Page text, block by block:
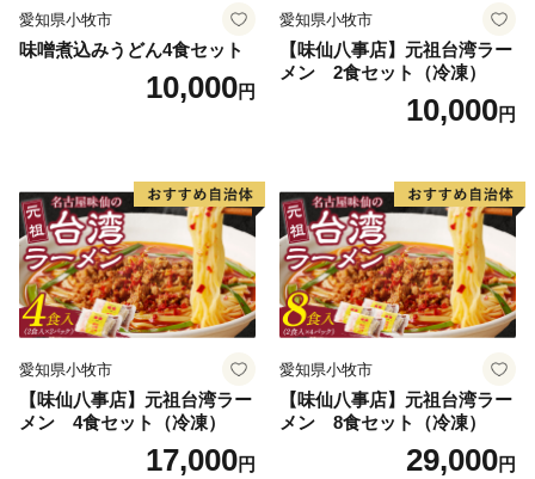
・お礼の品は、寄附の入金確認後、おおむね１か月以内
にお届けいたします。
（入金方法がクレジットカード決済以外の方は、１か
・県外にお住まいで、年2,000円以上の寄附をお寄せい
ただいた方に、鹿児島県内の観光・文化施設(仙巌園、
水族館、いおワールド かごしま水族館など約60施設)等
において入館料等の割引が受けられる「かごしま応援者
証」を発行しています。
※ご希望の方は、ご連絡をお願いいたします。
◆ワンストップ特例申請書◆
申請書を受領書と一緒にお送りします。
ワンストップ特例申請書は入金確認後３０日以内に住民
愛知県小牧市
味噌煮込みうどん4食セット
10,000円
愛知県小牧市
【味仙八事店】元祖台湾ラー
メン 2食セット（冷凍）
10,000円
愛知県小牧市
【味仙八事店】元祖台湾ラー
メン 4食セット（冷凍）
17,000円
愛知県小牧市
【味仙八事店】元祖台湾ラー
メン 8食セット（冷凍）
29,000円